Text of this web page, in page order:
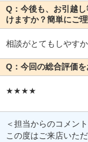
Q：今後も、お引越
けますか？簡単にご
相談がとてもしやす
Q：今回の総合評価を
★★★★
＜担当からのコメン
この度はご来店いた